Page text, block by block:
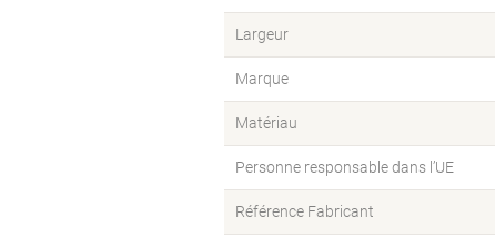
Largeur
Marque
Matériau
Personne responsable dans l’UE
Référence Fabricant